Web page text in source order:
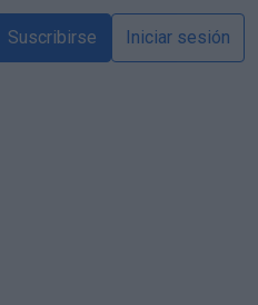
Suscribirse Iniciar sesión